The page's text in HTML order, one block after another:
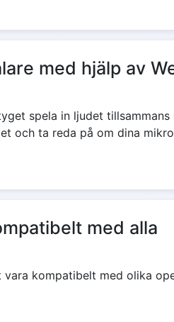
med hjälp av
spela in ljudet tillsammans
och ta reda på om dina
med alla
kompatibelt med olika